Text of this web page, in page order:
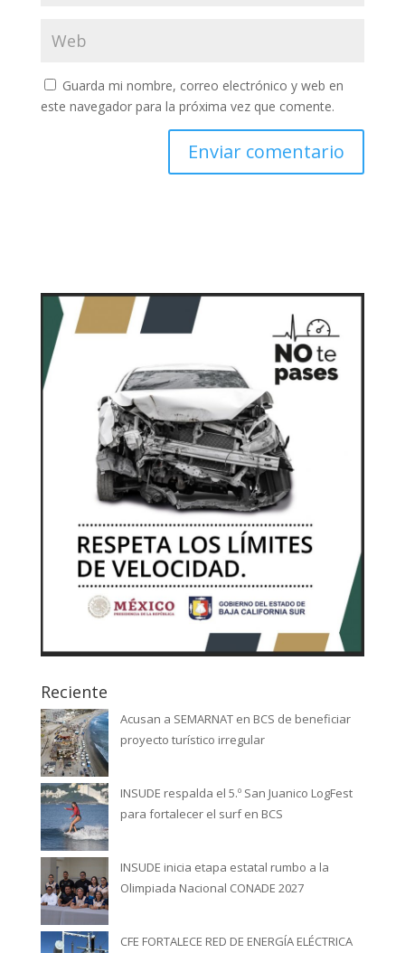
Guarda mi nombre, correo electrónico y web en
este navegador para la próxima vez que comente.
Reciente
Acusan a SEMARNAT en BCS de beneficiar
proyecto turístico irregular
INSUDE respalda el 5.º San Juanico LogFest
para fortalecer el surf en BCS
INSUDE inicia etapa estatal rumbo a la
Olimpiada Nacional CONADE 2027
CFE FORTALECE RED DE ENERGÍA ELÉCTRICA